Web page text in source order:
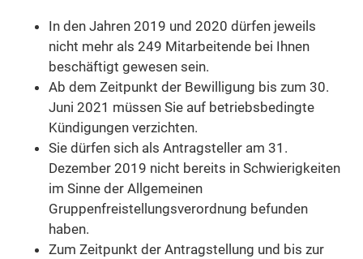
In den Jahren 2019 und 2020 dürfen jeweils
nicht mehr als 249 Mitarbeitende bei Ihnen
beschäftigt gewesen sein.
Ab dem Zeitpunkt der Bewilligung bis zum 30.
Juni 2021 müssen Sie auf betriebsbedingte
Kündigungen verzichten.
Sie dürfen sich als Antragsteller am 31.
Dezember 2019 nicht bereits in Schwierigkeiten
im Sinne der Allgemeinen
Gruppenfreistellungsverordnung befunden
haben.
Zum Zeitpunkt der Antragstellung und bis zur